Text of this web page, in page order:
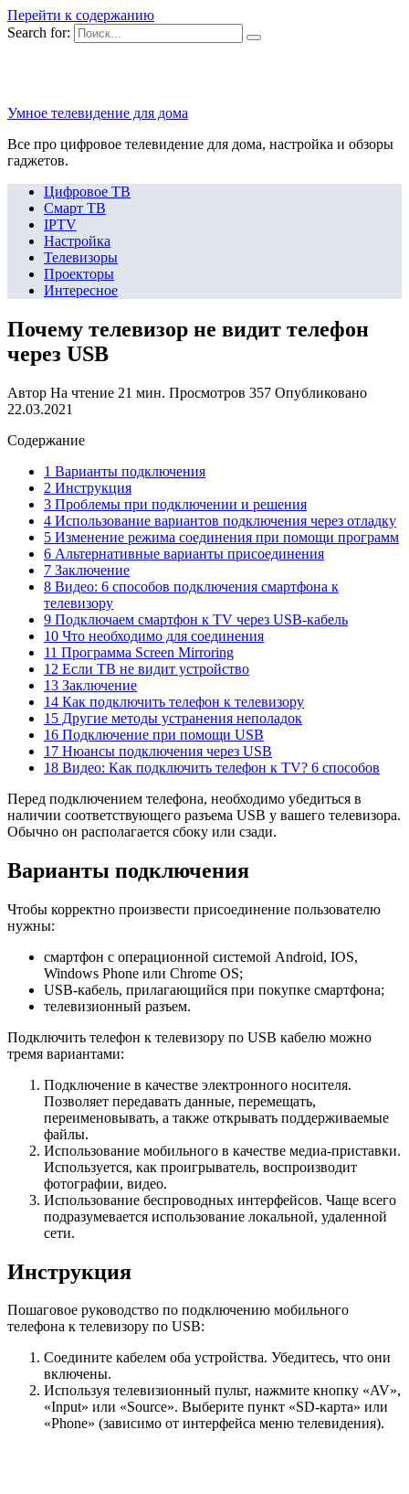
Перейти к содержанию
Search for:
Умное телевидение для дома
Все про цифровое телевидение для дома, настройка и обзоры
гаджетов.
Цифровое ТВ
Смарт ТВ
IPTV
Настройка
Телевизоры
Проекторы
Интересное
Почему телевизор не видит телефон
через USB
Автор На чтение 21 мин. Просмотров 357 Опубликовано
22.03.2021
Содержание
1 Варианты подключения
2 Инструкция
3 Проблемы при подключении и решения
4 Использование вариантов подключения через отладку
5 Изменение режима соединения при помощи программ
6 Альтернативные варианты присоединения
7 Заключение
8 Видео: 6 способов подключения смартфона к
телевизору
9 Подключаем смартфон к TV через USB-кабель
10 Что необходимо для соединения
11 Программа Screen Mirroring
12 Если ТВ не видит устройство
13 Заключение
14 Как подключить телефон к телевизору
15 Другие методы устранения неполадок
16 Подключение при помощи USB
17 Нюансы подключения через USB
18 Видео: Как подключить телефон к TV? 6 способов
Перед подключением телефона, необходимо убедиться в
наличии соответствующего разъема USB у вашего телевизора.
Обычно он располагается сбоку или сзади.
Варианты подключения
Чтобы корректно произвести присоединение пользователю
нужны:
смартфон с операционной системой Android, IOS,
Windows Phone или Chrome OS;
USB-кабель, прилагающийся при покупке смартфона;
телевизионный разъем.
Подключить телефон к телевизору по USB кабелю можно
тремя вариантами:
Подключение в качестве электронного носителя.
Позволяет передавать данные, перемещать,
переименовывать, а также открывать поддерживаемые
файлы.
Использование мобильного в качестве медиа-приставки.
Используется, как проигрыватель, воспроизводит
фотографии, видео.
Использование беспроводных интерфейсов. Чаще всего
подразумевается использование локальной, удаленной
сети.
Инструкция
Пошаговое руководство по подключению мобильного
телефона к телевизору по USB:
Соедините кабелем оба устройства. Убедитесь, что они
включены.
Используя телевизионный пульт, нажмите кнопку «AV»,
«Input» или «Source». Выберите пункт «SD-карта» или
«Phone» (зависимо от интерфейса меню телевидения).